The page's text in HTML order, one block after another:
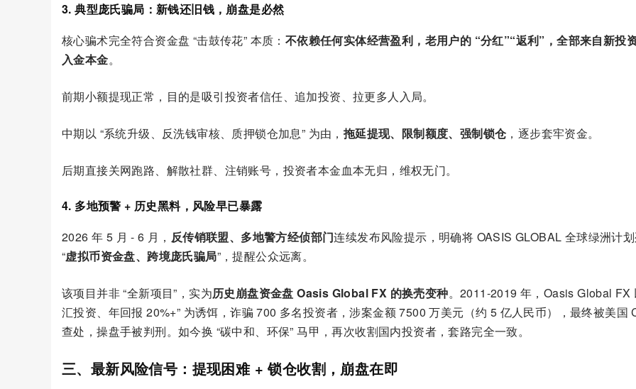
3. 典型庞氏骗局：新钱还旧钱，崩盘是必然
核心骗术完全符合资金盘 “击鼓传花” 本质： 不依赖任何实体经营盈利，老用户的 “分红”“返利”，全部来自新投
入金本金。
前期小额提现正常，目的是吸引投资者信任、追加投资、拉更多人入局。
中期以 “系统升级、反洗钱审核、质押锁仓加息” 为由， 拖延提现、限制额度、强制锁仓 ，逐步套牢资金。
后期直接关网跑路、解散社群、注销账号，投资者本金血本无归，维权无门。
4. 多地预警 + 历史黑料，风险早已暴露
2026 年 5 月 - 6 月， 反传销联盟、多地警方经侦部门连续发布风险提示，明确将 OASIS GLOBAL 全球绿洲计
“虚拟币资金盘、跨境庞氏骗局”，提醒公众远离。
该项目并非 “全新项目”，实为历史崩盘资金盘 Oasis Global FX 的换壳变种。2011-2019 年，Oasis Global FX
汇投资、年回报 20%+” 为诱饵，诈骗 700 多名投资者，涉案金额 7500 万美元（约 5 亿人民币），最终被美国
查处，操盘手被判刑。如今换 “碳中和、环保” 马甲，再次收割国内投资者，套路完全一致。
三、最新风险信号：提现困难 + 锁仓收割，崩盘在即